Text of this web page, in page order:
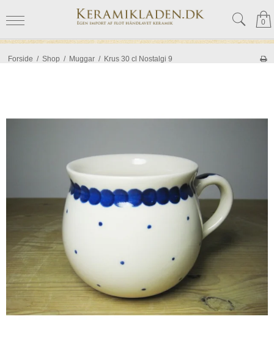
0
Forside / Shop / Muggar / Krus 30 cl Nostalgi 9